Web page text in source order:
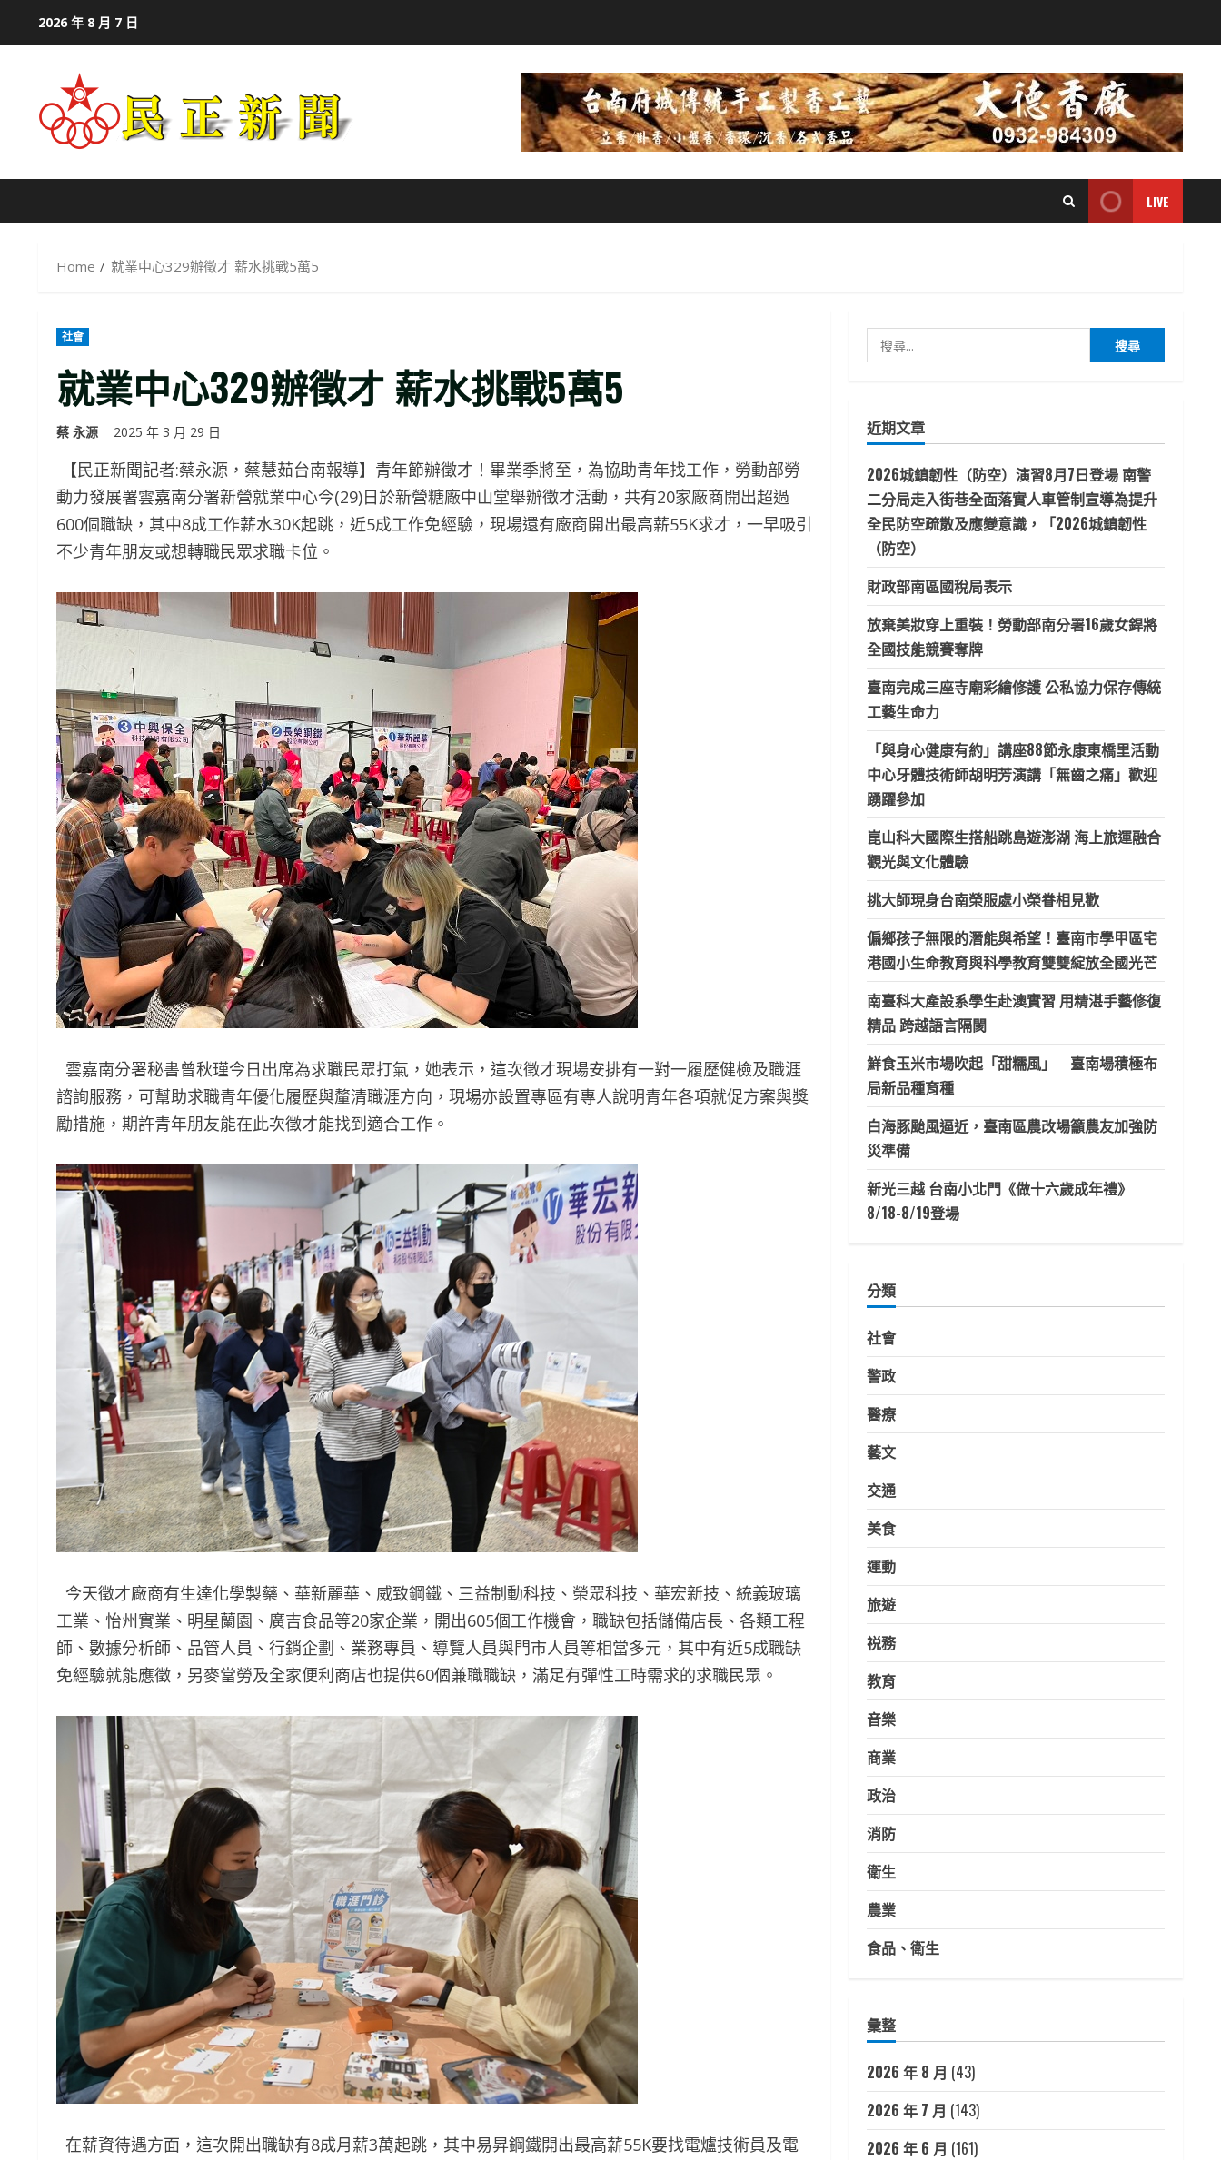
2026 年 8 月 7 日
LIVE
Home 就業中心329辦徵才 薪水挑戰5萬5
社會
就業中心329辦徵才 薪水挑戰5萬5
蔡 永源 2025 年 3 月 29 日
【民正新聞記者:蔡永源，蔡慧茹台南報導】青年節辦徵才！畢業季將至，為協助青年找工作，勞動部勞
動力發展署雲嘉南分署新營就業中心今(29)日於新營糖廠中山堂舉辦徵才活動，共有20家廠商開出超過
600個職缺，其中8成工作薪水30K起跳，近5成工作免經驗，現場還有廠商開出最高薪55K求才，一早吸引
不少青年朋友或想轉職民眾求職卡位。
雲嘉南分署秘書曾秋瑾今日出席為求職民眾打氣，她表示，這次徵才現場安排有一對一履歷健檢及職涯
諮詢服務，可幫助求職青年優化履歷與釐清職涯方向，現場亦設置專區有專人說明青年各項就促方案與獎
勵措施，期許青年朋友能在此次徵才能找到適合工作。
今天徵才廠商有生達化學製藥、華新麗華、威致鋼鐵、三益制動科技、榮眾科技、華宏新技、統義玻璃
工業、怡州實業、明星蘭園、廣吉食品等20家企業，開出605個工作機會，職缺包括儲備店長、各類工程
師、數據分析師、品管人員、行銷企劃、業務專員、導覽人員與門市人員等相當多元，其中有近5成職缺
免經驗就能應徵，另麥當勞及全家便利商店也提供60個兼職職缺，滿足有彈性工時需求的求職民眾。
在薪資待遇方面，這次開出職缺有8成月薪3萬起跳，其中易昇鋼鐵開出最高薪55K要找電爐技術員及電
尋
字:
近期文章
2026城鎮韌性（防空）演習8月7日登場 南警
二分局走入街巷全面落實人車管制宣導為提升
全民防空疏散及應變意識，「2026城鎮韌性
（防空）
財政部南區國稅局表示
放棄美妝穿上重裝！勞動部南分署16歲女銲將
全國技能競賽奪牌
臺南完成三座寺廟彩繪修護 公私協力保存傳統
工藝生命力
「與身心健康有約」講座88節永康東橋里活動
中心牙體技術師胡明芳演講「無齒之痛」歡迎
踴躍參加
崑山科大國際生搭船跳島遊澎湖 海上旅運融合
觀光與文化體驗
挑大師現身台南榮服處小榮眷相見歡
偏鄉孩子無限的潛能與希望！臺南市學甲區宅
港國小生命教育與科學教育雙雙綻放全國光芒
南臺科大產設系學生赴澳實習 用精湛手藝修復
精品 跨越語言隔閡
鮮食玉米市場吹起「甜糯風」 臺南場積極布
局新品種育種
白海豚颱風逼近，臺南區農改場籲農友加強防
災準備
新光三越 台南小北門《做十六歲成年禮》
8/18-8/19登場
分類
社會
警政
醫療
藝文
交通
美食
運動
旅遊
祱務
教育
音樂
商業
政治
消防
衛生
農業
食品、衛生
彙整
2026 年 8 月 (43)
2026 年 7 月 (143)
2026 年 6 月 (161)